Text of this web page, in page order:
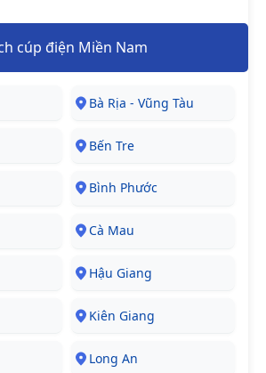
cúp điện Miền Nam
Bà Rịa - Vũng Tàu
Bến Tre
Bình Phước
Cà Mau
Hậu Giang
Kiên Giang
Long An